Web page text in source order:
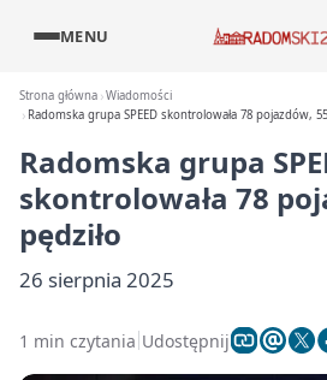
MENU
Strona główna Wiadomości
Radomska grupa SPEED skontrolowała 78 pojazdów,
Radomska grupa
skontrolowała 78
pędziło
26 sierpnia 2025
1 min czytania Udostępnij